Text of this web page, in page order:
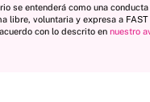
se entenderá como una
libre, voluntaria y expresa a FAST
con lo descrito en nuestro